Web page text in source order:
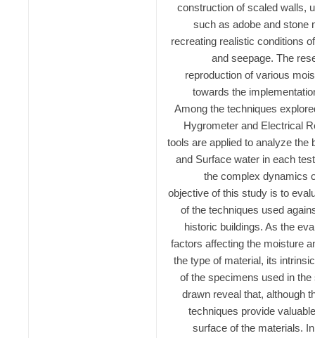
construction of scaled walls,
such as adobe and stone
recreating realistic conditions
and seepage. The
reproduction of various
towards the
Among the techniques
Hygrometer and Electrical
tools are applied to analyze the
and Surface water in each
the complex dynamics
objective of this study is to
of the techniques used
historic buildings. As the
factors affecting the moisture
the type of material, its
of the specimens used in
drawn reveal that, although
techniques provide
surface of the materials.